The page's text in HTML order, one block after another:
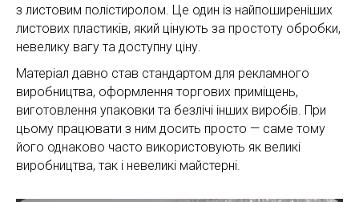
з листовим полістиролом. Це один із найпоширеніших
листових пластиків, який цінують за простоту обробки,
невелику вагу та доступну ціну.
Матеріал давно став стандартом для рекламного
виробництва, оформлення торгових приміщень,
виготовлення упаковки та безлічі інших виробів. При
цьому працювати з ним досить просто — саме тому
його однаково часто використовують як великі
виробництва, так і невеликі майстерні.